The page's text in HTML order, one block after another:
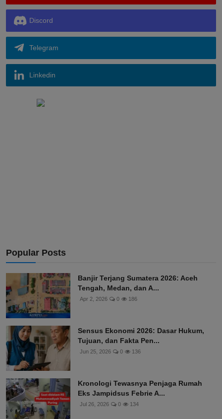
Discord
Telegram
Linkedin
Popular Posts
Banjir Terjang Sumatera 2026: Aceh
Tengah, Medan, dan A...
Apr 2, 2026 0 186
Sensus Ekonomi 2026: Dasar Hukum,
Tujuan, dan Fakta Pen...
Jun 25, 2026 0 136
Kronologi Tewasnya Penjaga Rumah
Eks Jampidsus Febrie A...
Jul 26, 2026 0 134